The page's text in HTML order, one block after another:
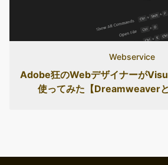
Webservice
Adobe狂のWebデザイナーが
使ってみた【Dreamweaverと